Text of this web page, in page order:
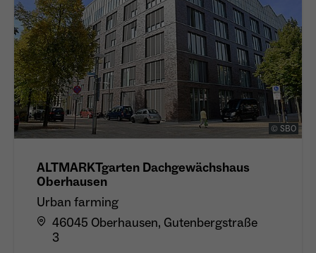
© SBO
ALTMARKTgarten Dachgewächshaus
Oberhausen
Urban farming
46045 Oberhausen, Gutenbergstraße
3